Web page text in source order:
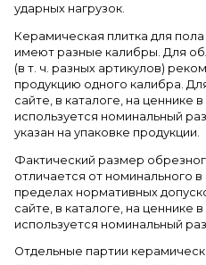
ударных нагрузок.
Керамическая плитка для
имеют разные калибры. Для
(в т. ч. разных артикулов)
продукцию одного калибра.
сайте, в каталоге, на ценнике
используется номинальный
указан на упаковке продукции.
Фактический размер
отличается от номинального
пределах нормативных
сайте, в каталоге, на ценнике
используется номинальный
Отдельные партии